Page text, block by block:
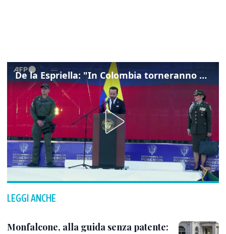
De la Espriella: "In Colombia torneranno ordine, autorità e libertà"
LEGGI ANCHE
Monfalcone, alla guida senza patente: